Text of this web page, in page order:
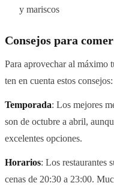
y mariscos
Consejos para
Para aprovechar al máximo
ten en cuenta estos consejos:
Temporada: Los mejores
son de octubre a abril,
excelentes opciones.
Horarios: Los restaurantes
cenas de 20:30 a 23:00.